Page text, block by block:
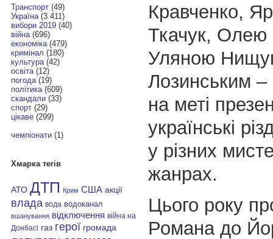
Транспорт(49)
Україна(3 411)
вибори 2019(40)
війна(696)
економіка(479)
кримінал (180)
культура(42)
освіта(12)
погода(19)
політика(609)
скандали(33)
спорт(29)
цікаве(299)
чемпіонати(1)
Хмарка тегів
АТО ДТП Крим США акції
влада вода водоканал
вшанування відключення війна на
Донбасі газ герої громада
Кравченко,
Ткачук, Олею
Уляною
Лозинським –
на меті
українські
у різних
жанрах.
Цього року
Романа до